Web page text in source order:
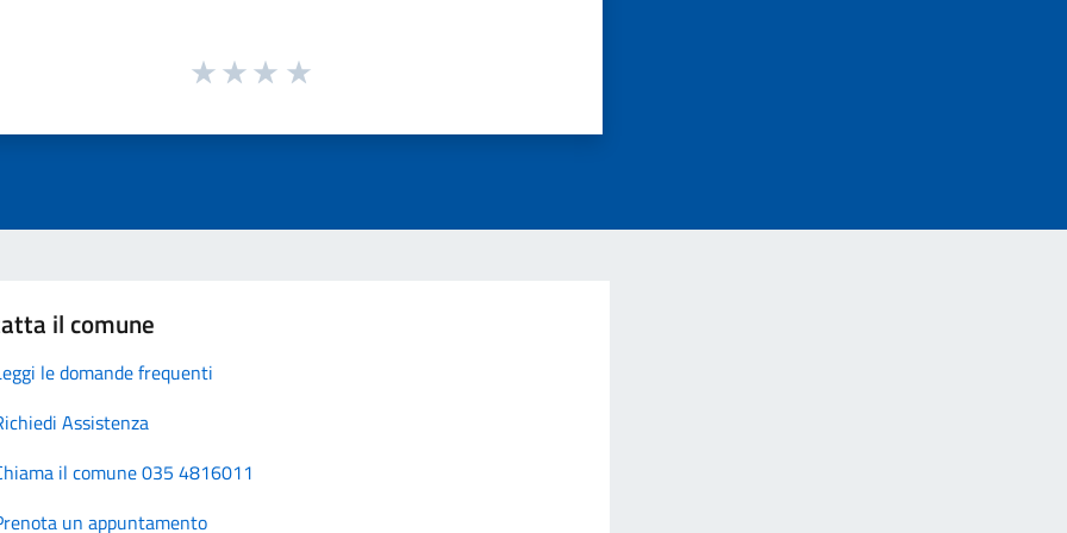
il comune
le domande frequenti
Assistenza
il comune 035 4816011
un appuntamento